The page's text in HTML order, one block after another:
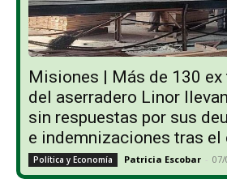
Misiones | Más de 130 ex
del aserradero Linor
sin respuestas por sus
e indemnizaciones tras el
Política y Economía Patricia Escobar - 07/